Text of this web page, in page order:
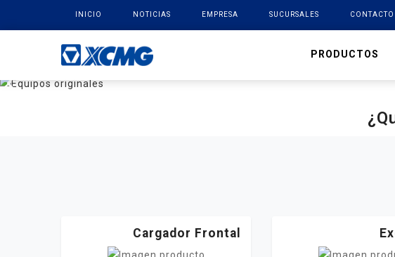
INICIO NOTICIAS EMPRESA SUCURSALES CONTACTO
PRODUCTOS
Cargador Frontal